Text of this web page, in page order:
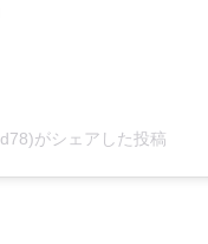
がシェアした投稿